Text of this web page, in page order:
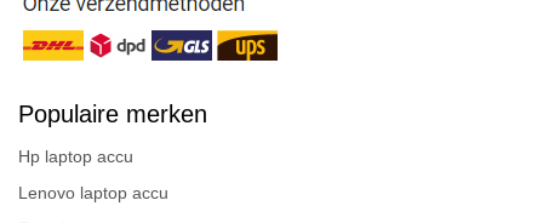
Populaire merken
Hp laptop accu
Lenovo laptop accu